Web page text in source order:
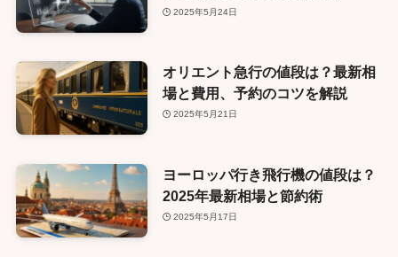
2025年5月24日
オリエント急行の値段は？最新相
場と費用、予約のコツを解説
2025年5月21日
ヨーロッパ行き飛行機の値段は？
2025年最新相場と節約術
2025年5月17日